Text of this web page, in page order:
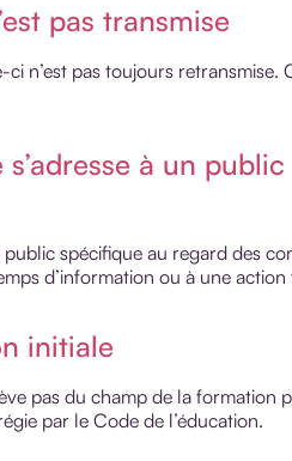
pas transmise
n’est pas toujours retransmise.
à un public
spécifique au regard des
d’information ou à une action
initiale
pas du champ de la formation
par le Code de l’éducation.